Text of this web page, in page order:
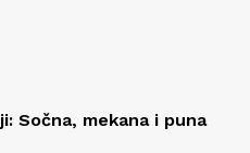
Sočna, mekana i puna